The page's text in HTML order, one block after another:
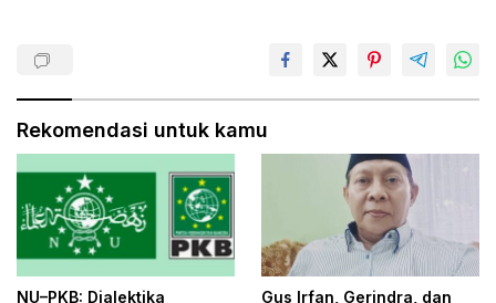
Rekomendasi untuk kamu
NU–PKB: Dialektika
Gus Irfan, Gerindra, dan